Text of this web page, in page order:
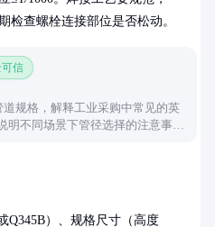
检查螺栓连接部位是否松动。
可信
规格，解释工业采购中常见的英
明不同场景下管径选择的注意事
Q345B）、规格尺寸（高度